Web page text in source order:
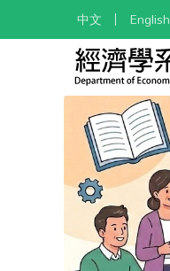
中文 English